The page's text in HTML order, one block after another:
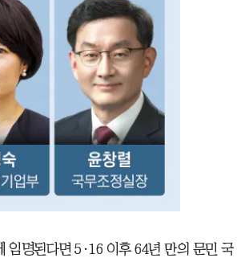
임명된다면 5·16 이후 64년 만의 문민 국